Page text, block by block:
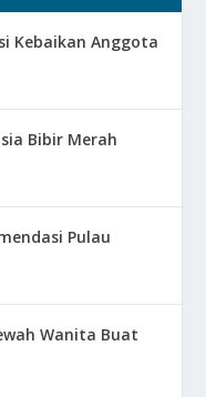
Kebaikan Anggota
Bibir Merah
Pulau
Wanita Buat